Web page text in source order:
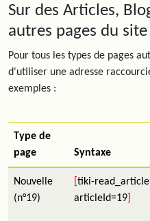
Sur des Articles,
autres pages du site
Pour tous les types de pages
d'utiliser une adresse
exemples :
Type de
page
Syntaxe
Nouvelle
(n°19)
tiki-
articleId=19